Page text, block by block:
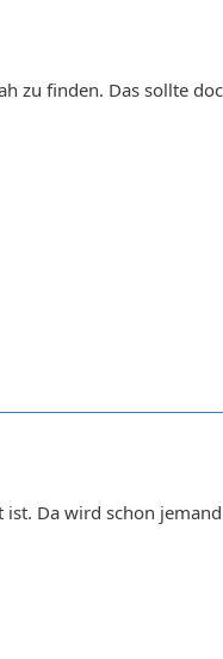
zu finden. Das sollte
Da wird schon